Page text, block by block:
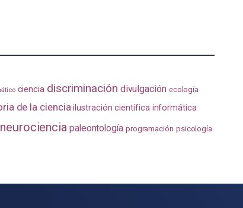
ciencia discriminación divulgación ecología
de la ciencia ilustración científica informática
neurociencia paleontología programación psicología